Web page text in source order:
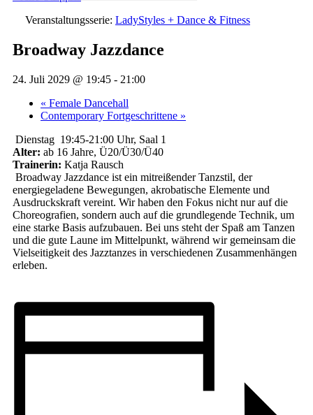
Veranstaltungsserie: LadyStyles + Dance & Fitness
Broadway Jazzdance
24. Juli 2029 @ 19:45 - 21:00
« Female Dancehall
Contemporary Fortgeschrittene »
Dienstag 19:45-21:00 Uhr, Saal 1
Alter: ab 16 Jahre, Ü20/Ü30/Ü40
Trainerin: Katja Rausch
Broadway Jazzdance ist ein mitreißender Tanzstil, der
energiegeladene Bewegungen, akrobatische Elemente und
Ausdruckskraft vereint. Wir haben den Fokus nicht nur auf die
Choreografien, sondern auch auf die grundlegende Technik, um
eine starke Basis aufzubauen. Bei uns steht der Spaß am Tanzen
und die gute Laune im Mittelpunkt, während wir gemeinsam die
Vielseitigkeit des Jazztanzes in verschiedenen Zusammenhängen
erleben.